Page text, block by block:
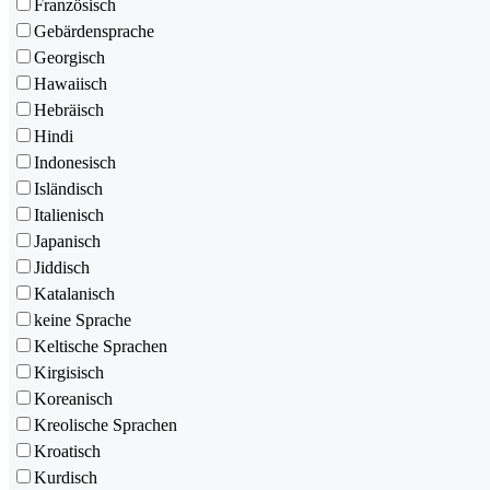
Französisch
Gebärdensprache
Georgisch
Hawaiisch
Hebräisch
Hindi
Indonesisch
Isländisch
Italienisch
Japanisch
Jiddisch
Katalanisch
keine Sprache
Keltische Sprachen
Kirgisisch
Koreanisch
Kreolische Sprachen
Kroatisch
Kurdisch